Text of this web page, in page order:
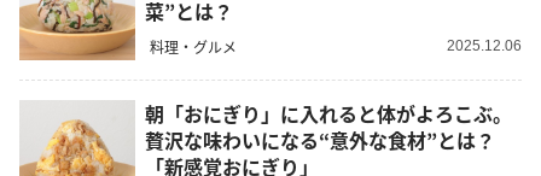
菜”とは？
料理・グルメ 2025.12.06
朝「おにぎり」に入れると体がよろこぶ。
贅沢な味わいになる“意外な食材”とは？
「新感覚おにぎり」